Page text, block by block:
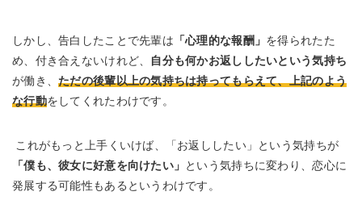
しかし、告白したことで先輩は 「心理的な報酬」 を得られたた
め、付き合えないけれど、
自分も何かお返ししたいという気持ち
が働き、ただの後輩以上の気持ちは持ってもらえて、上記のよう
な行動をしてくれたわけです。
これがもっと上手くいけば、「お返ししたい」という気持ちが
「僕も、彼女に好意を向けたい」 という気持ちに変わり、恋心に
発展する可能性もあるというわけです。